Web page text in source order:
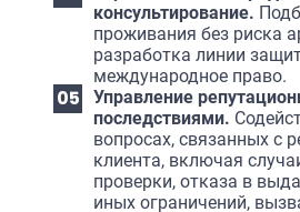
консультирование.
проживания без риска
разработка линии
международное право.
Управление
последствиями.
вопросах, связанных с
клиента, включая
проверки, отказа в
иных ограничений,